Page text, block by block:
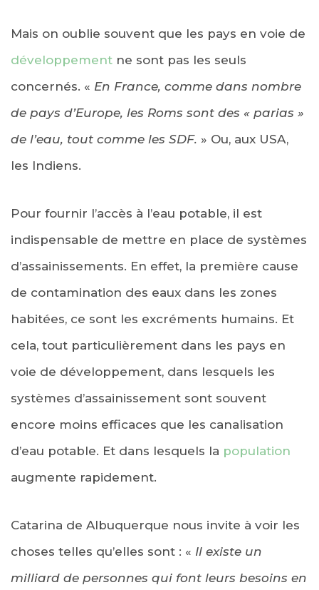
Mais on oublie souvent que les pays en voie de
développement ne sont pas les seuls
concernés. « En France, comme dans nombre
de pays d’Europe, les Roms sont des « parias »
de l’eau, tout comme les SDF. » Ou, aux USA,
les Indiens.
Pour fournir l’accès à l’eau potable, il est
indispensable de mettre en place de systèmes
d’assainissements. En effet, la première cause
de contamination des eaux dans les zones
habitées, ce sont les excréments humains. Et
cela, tout particulièrement dans les pays en
voie de développement, dans lesquels les
systèmes d’assainissement sont souvent
encore moins efficaces que les canalisation
d’eau potable. Et dans lesquels la population
augmente rapidement.
Catarina de Albuquerque nous invite à voir les
choses telles qu’elles sont : « Il existe un
milliard de personnes qui font leurs besoins en